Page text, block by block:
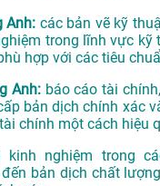
Anh: các bản vẽ kỹ
trong lĩnh vực kỹ
hợp với các tiêu
Anh: báo cáo tài
bản dịch chính xác
chính một cách hiệu
nghiệm trong
đến bản dịch chất